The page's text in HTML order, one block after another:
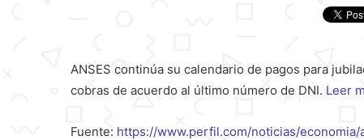
ANSES continúa su calendario de pagos para
cobras de acuerdo al último número de DNI. Leer
Fuente: https://www.perfil.com/noticias/